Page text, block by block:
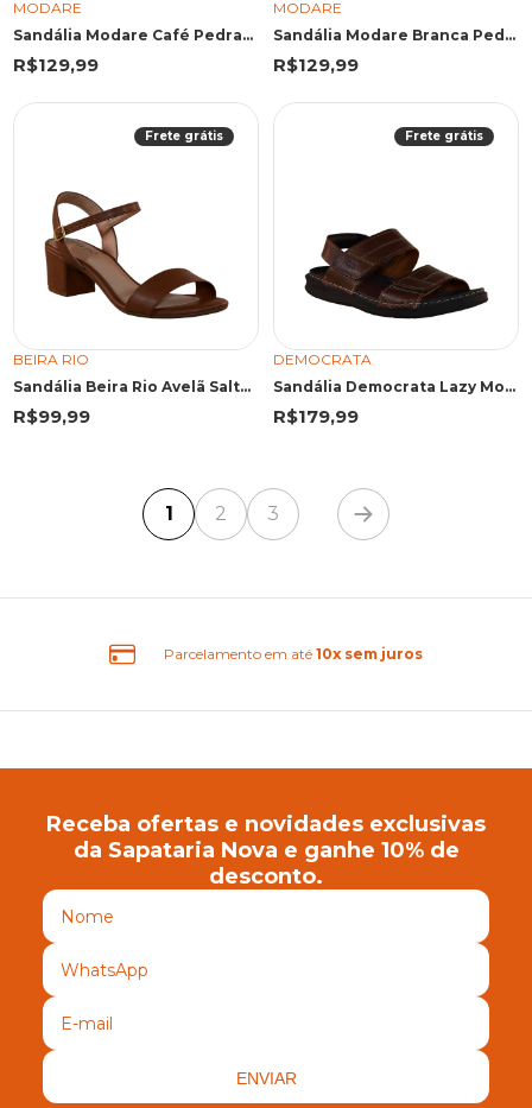
MODARE
Sandália Modare Café Pedraria
R$129,99
MODARE
Sandália Modare Branca Pedraria Central
R$129,99
Frete grátis
BEIRA RIO
Sandália Beira Rio Avelã Salto Bloco
R$99,99
Frete grátis
DEMOCRATA
Sandália Democrata Lazy Mouro
R$179,99
1 2 3
em até10x sem juros
Receba ofertas e novidades exclusivas
da Sapataria Nova e ganhe 10% de
desconto.
ENVIAR